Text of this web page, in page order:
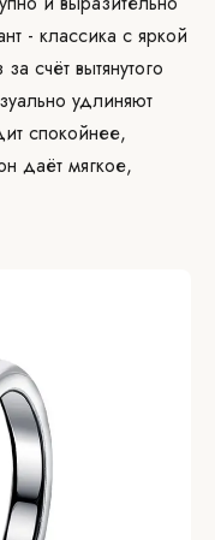
- классика с яркой
счёт вытянутого
удлиняют
спокойнее,
даёт мягкое,